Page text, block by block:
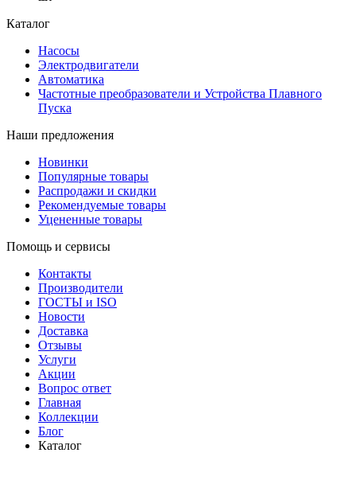
Каталог
Насосы
Электродвигатели
Автоматика
Частотные преобразователи и Устройства Плавного
Пуска
Наши предложения
Новинки
Популярные товары
Распродажи и скидки
Рекомендуемые товары
Уцененные товары
Помощь и сервисы
Контакты
Производители
ГОСТЫ и ISO
Новости
Доставка
Отзывы
Услуги
Акции
Вопрос ответ
Главная
Коллекции
Блог
Каталог